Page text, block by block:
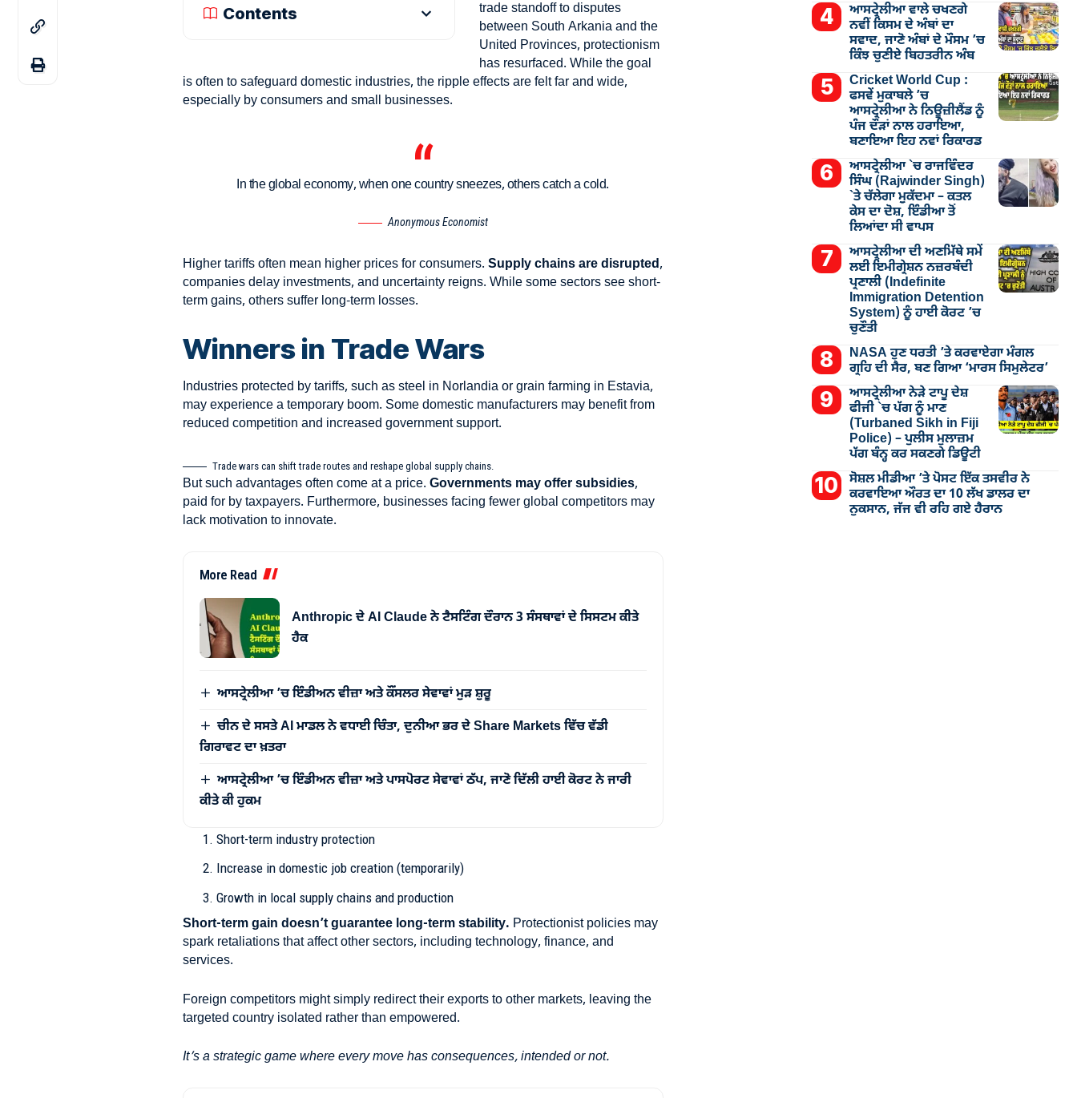
Contents
trade standoff to disputes
between South Arkania and the
United Provinces, protectionism
has resurfaced. While the goal
is often to safeguard domestic industries, the ripple effectsare felt far and wide,
especially by consumers and small businesses.
In the global economy, when one country sneezes, others catch a cold.
Anonymous Economist
Higher tariffs often mean higher prices for consumers. Supply chains are disrupted,
companies delay investments, and uncertainty reigns. While some sectors see short-
term gains, others suffer long-term losses.
Winners in Trade Wars
Industries protected by tariffs, such as steel in Norlandia or grain farming in Estavia,
may experience a temporary boom. Some domestic manufacturers may benefit from
reduced competition and increased government support.
Trade wars can shift trade routes and reshape global supply chains.
But such advantages often come at a price. Governments may offer subsidies,
paid for by taxpayers. Furthermore, businesses facing fewer global competitors may
lack motivation to innovate.
More Read
Anthropic ਦੇ AI Claude ਨੇ ਟੈਸਟਿੰਗ ਦੌਰਾਨ 3 ਸੰਸਥਾਵਾਂ ਦੇ ਸਿਸਟਮ ਕੀਤੇ
ਹੈਕ
ਆਸਟ੍ਰੇਲੀਆ ’ਚ ਇੰਡੀਅਨ ਵੀਜ਼ਾ ਅਤੇ ਕੌਂਸਲਰ ਸੇਵਾਵਾਂ ਮੁੜ ਸ਼ੁਰੂ
ਚੀਨ ਦੇ ਸਸਤੇ AI ਮਾਡਲ ਨੇ ਵਧਾਈ ਚਿੰਤਾ, ਦੁਨੀਆ ਭਰ ਦੇ Share Markets ਵਿੱਚ ਵੱਡੀ
ਗਿਰਾਵਟ ਦਾ ਖ਼ਤਰਾ
ਆਸਟ੍ਰੇਲੀਆ ’ਚ ਇੰਡੀਅਨ ਵੀਜ਼ਾ ਅਤੇ ਪਾਸਪੋਰਟ ਸੇਵਾਵਾਂ ਠੱਪ, ਜਾਣੋ ਦਿੱਲੀ ਹਾਈ ਕੋਰਟ ਨੇ ਜਾਰੀ
ਕੀਤੇ ਕੀ ਹੁਕਮ
Short-term industry protection
Increase in domestic job creation (temporarily)
Growth in local supply chains and production
Short-term gain doesn’t guarantee long-term stability. Protectionist policies may
spark retaliations that affect other sectors, including technology, finance, and
services.
Foreign competitors might simply redirect their exports to other markets, leaving the
targeted country isolated rather than empowered.
It’s a strategic game where every move has consequences, intended or not.
ਆਸਟ੍ਰੇਲੀਆ ਵਾਲੇ ਚਖਣਗੇ
ਨਵੀਂ ਕਿਸਮ ਦੇ ਅੰਬਾਂ ਦਾ
ਸਵਾਦ, ਜਾਣੋ ਅੰਬਾਂ ਦੇ ਮੌਸਮ ’ਚ
ਕਿੰਝ ਚੁਣੀਏ ਬਿਹਤਰੀਨ ਅੰਬ
Cricket World Cup :
ਫਸਵੇਂ ਮੁਕਾਬਲੇ ’ਚ
ਆਸਟ੍ਰੇਲੀਆ ਨੇ ਨਿਊਜ਼ੀਲੈਂਡ ਨੂੰ
ਪੰਜ ਦੌੜਾਂ ਨਾਲ ਹਰਾਇਆ,
ਬਣਾਇਆ ਇਹ ਨਵਾਂ ਰਿਕਾਰਡ
ਆਸਟ੍ਰੇਲੀਆ `ਚ ਰਾਜਵਿੰਦਰ
ਸਿੰਘ (Rajwinder Singh)
`ਤੇ ਚੱਲੇਗਾ ਮੁੁਕੱਦਮਾ – ਕਤਲ
ਕੇਸ ਦਾ ਦੋਸ਼, ਇੰਡੀਆ ਤੋਂ
ਲਿਆਂਦਾ ਸੀ ਵਾਪਸ
ਆਸਟ੍ਰੇਲੀਆ ਦੀ ਅਣਮਿੱਥੇ ਸਮੇਂ
ਲਈ ਇਮੀਗ੍ਰੇਸ਼ਨ ਨਜ਼ਰਬੰਦੀ
ਪ੍ਰਣਾਲੀ (Indefinite
Immigration Detention
System) ਨੂੰ ਹਾਈ ਕੋਰਟ ’ਚ
ਚੁਣੌਤੀ
NASA ਹੁਣ ਧਰਤੀ ’ਤੇ ਕਰਵਾਏਗਾ ਮੰਗਲ
ਗ੍ਰਹਿ ਦੀ ਸੈਰ, ਬਣ ਗਿਆ ‘ਮਾਰਸ ਸਿਮੁਲੇਟਰ’
ਆਸਟ੍ਰੇਲੀਆ ਨੇੜੇ ਟਾਪੂ ਦੇਸ਼
ਫੀਜੀ `ਚ ਪੱਗ ਨੂੰ ਮਾਣ
(Turbaned Sikh in Fiji
Police) – ਪੁਲੀਸ ਮੁਲਾਜ਼ਮ
ਪੱਗ ਬੰਨ੍ਹ ਕਰ ਸਕਣਗੇ ਡਿਊਟੀ
ਸੋਸ਼ਲ ਮੀਡੀਆ ’ਤੇ ਪੋਸਟ ਇੱਕ ਤਸਵੀਰ ਨੇ
ਕਰਵਾਇਆ ਔਰਤ ਦਾ 10 ਲੱਖ ਡਾਲਰ ਦਾ
ਨੁਕਸਾਨ, ਜੱਜ ਵੀ ਰਹਿ ਗਏ ਹੈਰਾਨ